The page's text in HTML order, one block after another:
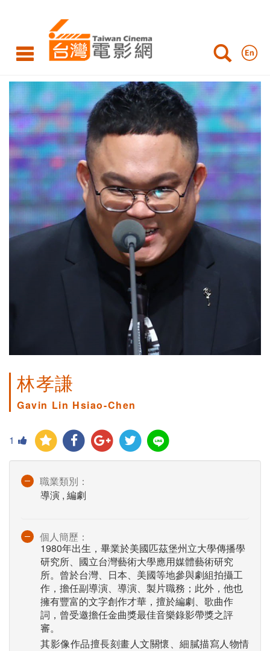
林孝謙
Gavin Lin Hsiao-Chen
1
職業類別：
導演 , 編劇
個人簡歷：
1980年出生，畢業於美國匹茲堡州立大學傳播學
研究所、國立台灣藝術大學應用媒體藝術研究
所。曾於台灣、日本、美國等地參與劇組拍攝工
作，擔任副導演、導演、製片職務；此外，他也
擁有豐富的文字創作才華，擅於編劇、歌曲作
詞，曾受邀擔任金曲獎最佳音樂錄影帶獎之評
審。
其影像作品擅長刻畫人文關懷、細膩描寫人物情